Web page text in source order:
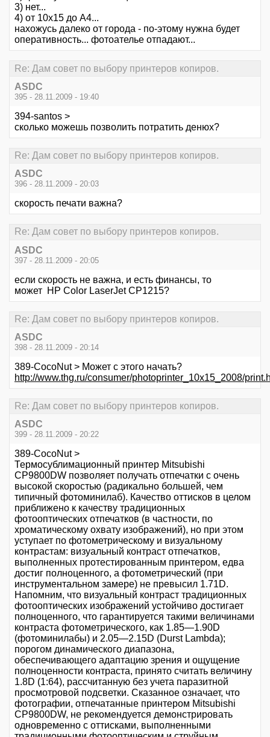
3) нет...
4) от 10х15 до А4...
нахожусь далеко от города - по-этому нужна будет
оперативность... фотоателье отпадают...
Re: Дам совет по выбору принтеров копиров.
ASDC
395 - 28.11.2009 - 19:40
394-santos >
сколько можешь позволить потратить денюх?
Re: Дам совет по выбору принтеров копиров.
ASDC
396 - 28.11.2009 - 20:03
скорость печати важна?
Re: Дам совет по выбору принтеров копиров.
ASDC
397 - 28.11.2009 - 20:05
если скорость не важна, и есть финансы, то
может HP Color LaserJet CP1215?
Re: Дам совет по выбору принтеров копиров.
ASDC
398 - 28.11.2009 - 20:14
389-CocoNut > Может с этого начать?
http://www.thg.ru/consumer/photoprinter_10x15_2008/
Re: Дам совет по выбору принтеров копиров.
ASDC
399 - 28.11.2009 - 20:22
389-CocoNut >
Термосублимационный принтер Mitsubishi
CP9800DW позволяет получать отпечатки с очень
высокой скоростью (радикально большей, чем
типичный фотоминилаб). Качество оттисков в целом
приближено к качеству традиционных
фотооптических отпечатков (в частности, по
хроматическому охвату изображений), но при этом
уступает по фотометрическому и визуальному
контрастам: визуальный контраст отпечатков,
выполненных протестированным принтером, едва
достиг полноценного, а фотометрический (при
инструментальном замере) не превысил 1.71D.
Напомним, что визуальный контраст традиционных
фотооптических изображений устойчиво достигает
полноценного, что гарантируется такими величинами
контраста фотометрического, как 1.85—1.90D
(фотоминилабы) и 2.05—2.15D (Durst Lambda);
порогом динамического диапазона,
обеспечивающего адаптацию зрения и ощущение
полноценности контраста, принято считать величину
1.8D (1:64), рассчитанную без учета паразитной
просмотровой подсветки. Сказанное означает, что
фотографии, отпечатанные принтером Mitsubishi
CP9800DW, не рекомендуется демонстрировать
одновременно с оттисками, выполненными